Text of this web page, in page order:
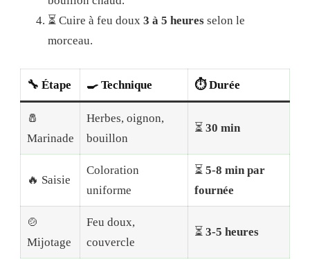
⏳ Cuire à feu doux 3 à 5 heures selon le
morceau.
🔧 Étape 🍳 Technique ⏱️Durée
🧂
Marinade
Herbes, oignon,
bouillon
⏳ 30 min
🔥 Saisie
Coloration
uniforme
⏳ 5-8 min par
fournée
🍲
Mijotage
Feu doux,
couvercle
⏳ 3-5 heures